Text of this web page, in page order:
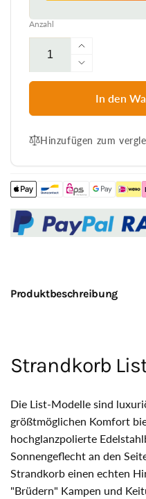
Anzahl
Erhöhe
die
Menge
Mahagoni
Dessin
kitt
35300
Verringere
die
Menge
für
List
85cm
Dessin
kitt
35300
In den
Hinzufügen zum
Produktbeschreibung
Strandkorb
Die List-Modelle sind
größtmöglichen Komfort
hochglanzpolierte
Sonnengeflecht an den
Strandkorb einen echten
"Brüdern" Kampen und